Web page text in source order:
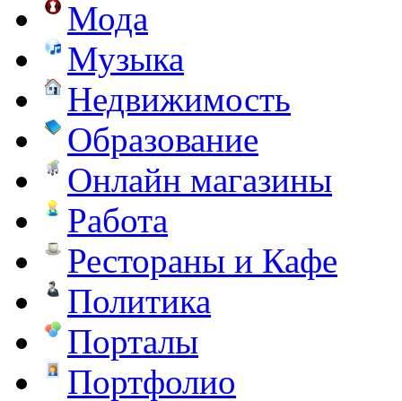
Мода
Музыка
Недвижимость
Образование
Онлайн магазины
Работа
Рестораны и Кафе
Политика
Порталы
Портфолио